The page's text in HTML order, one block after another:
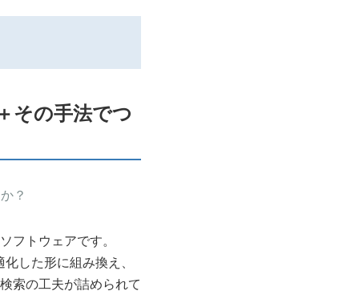
その手法でつ
？
フトウェアです。
した形に組み換え、
索の工夫が詰められて